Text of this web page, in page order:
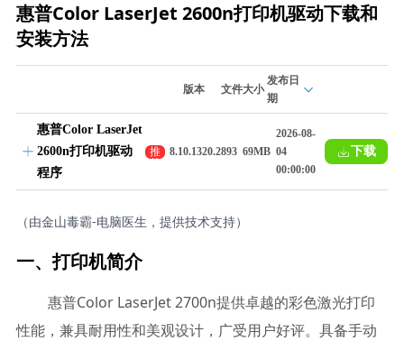
惠普Color LaserJet 2600n打印机驱动下载和
安装方法
版本 文件大小
发布日
期
惠普Color LaserJet
2600n打印机驱动
程序
推
荐
8.10.1320.2893 69MB
2026-08-
04
00:00:00
下载
（由金山毒霸-电脑医生，提供技术支持）
一、打印机简介
惠普Color LaserJet 2700n提供卓越的彩色激光打印
性能，兼具耐用性和美观设计，广受用户好评。具备手动